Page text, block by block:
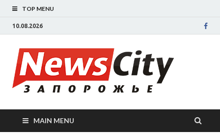
TOP MENU
10.08.2026
MAIN MENU